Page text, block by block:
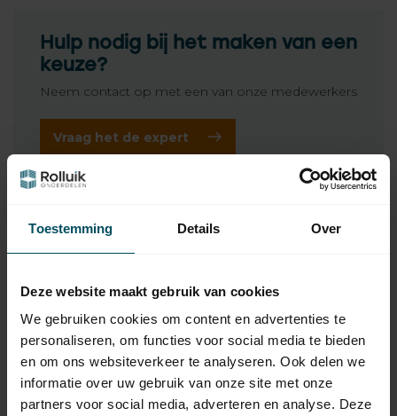
Toestemming Details Over
Deze website maakt gebruik van cookies
We gebruiken cookies om content en advertenties te
personaliseren, om functies voor social media te bieden
en om ons websiteverkeer te analyseren. Ook delen we
informatie over uw gebruik van onze site met onze
partners voor social media, adverteren en analyse. Deze
Hulp nodig bij het maken van een
keuze?
Neem contact op met een van onze medewerkers
Vraag het de expert
Elero VariEco M-868
buismotor
Op voorraad
199,95